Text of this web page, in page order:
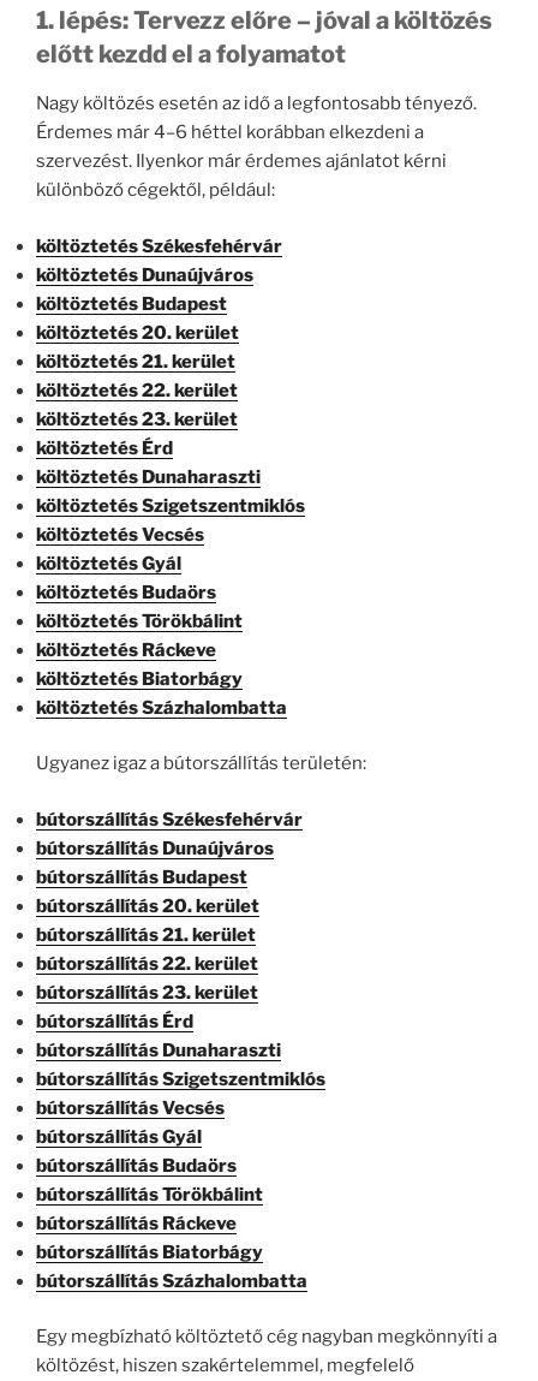
1. lépés: Tervezz előre – jóval a költözés
előtt kezdd el a folyamatot
Nagy költözés esetén az idő a legfontosabb tényező.
Érdemes már 4–6 héttel korábban elkezdeni a
szervezést. Ilyenkor már érdemes ajánlatot kérni
különböző cégektől, például:
költöztetés Székesfehérvár
költöztetés Dunaújváros
költöztetés Budapest
költöztetés 20. kerület
költöztetés 21. kerület
költöztetés 22. kerület
költöztetés 23. kerület
költöztetés Érd
költöztetés Dunaharaszti
költöztetés Szigetszentmiklós
költöztetés Vecsés
költöztetés Gyál
költöztetés Budaörs
költöztetés Törökbálint
költöztetés Ráckeve
költöztetés Biatorbágy
költöztetés Százhalombatta
Ugyanez igaz a bútorszállítás területén:
bútorszállítás Székesfehérvár
bútorszállítás Dunaújváros
bútorszállítás Budapest
bútorszállítás 20. kerület
bútorszállítás 21. kerület
bútorszállítás 22. kerület
bútorszállítás 23. kerület
bútorszállítás Érd
bútorszállítás Dunaharaszti
bútorszállítás Szigetszentmiklós
bútorszállítás Vecsés
bútorszállítás Gyál
bútorszállítás Budaörs
bútorszállítás Törökbálint
bútorszállítás Ráckeve
bútorszállítás Biatorbágy
bútorszállítás Százhalombatta
Egy megbízható költöztető cég nagyban megkönnyíti a
költözést, hiszen szakértelemmel, megfelelő